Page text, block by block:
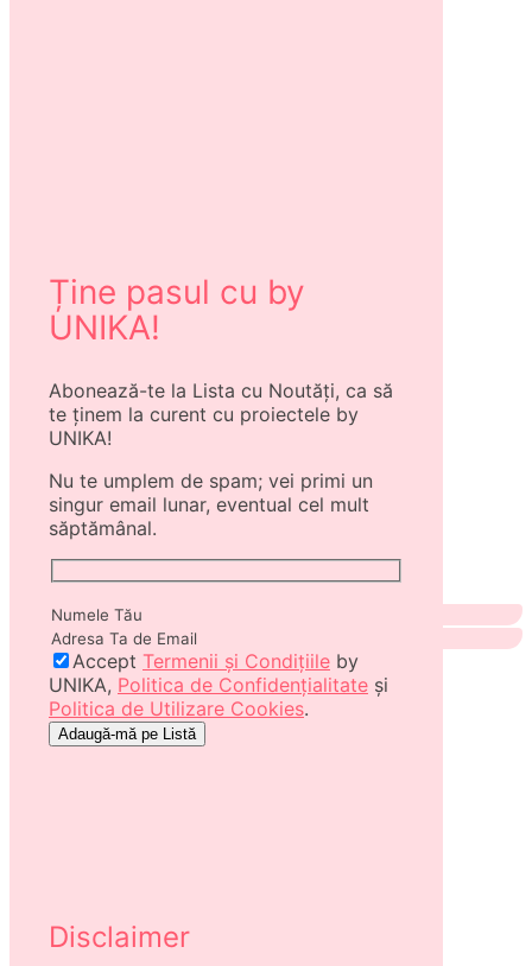
Ține pasul cu by
UNIKA!
Abonează-te la Lista cu Noutăți, ca să
te ținem la curent cu proiectele by
UNIKA!
Nu te umplem de spam; vei primi un
singur email lunar, eventual cel mult
săptămânal.
Accept Termenii și Condițiile by
UNIKA, Politica de Confidențialitate și
Politica de Utilizare Cookies.
Disclaimer